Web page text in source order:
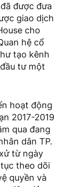
được đưa
giao dịch
cho
hệ cổ
tạo kênh
tư một
hoạt động
2017-2019
qua đang
dân TP.
từ ngày
theo dõi
quyền và